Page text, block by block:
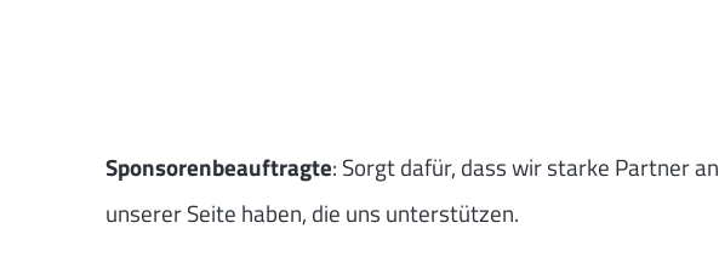
Sponsorenbeauftragte: Sorgt dafür, dass wir starke Partner an
unserer Seite haben, die uns unterstützen.